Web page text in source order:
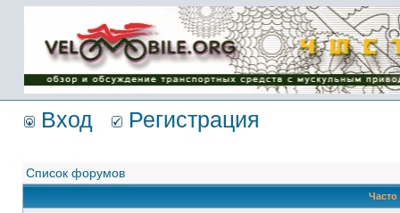
Имя пользователя:
Пароль:
{ LOG_ME_IN_SHORT
}
Вход Регистрация
Список форумов